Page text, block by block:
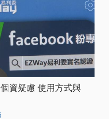
資疑慮 使用方式與